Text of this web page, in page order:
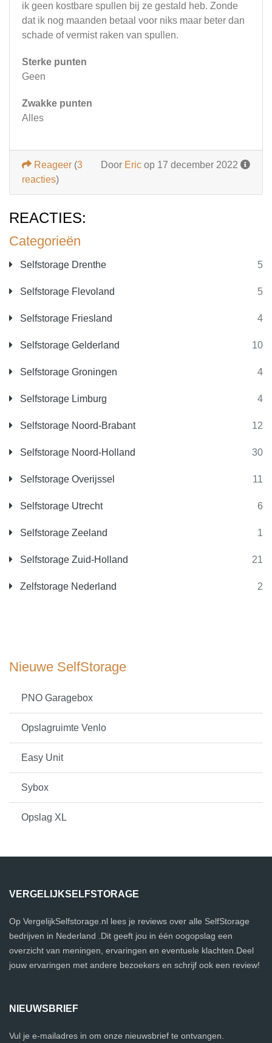
Categorieën
Selfstorage Drenthe 5
Selfstorage Flevoland 5
Selfstorage Friesland 4
Selfstorage Gelderland 10
Selfstorage Groningen 4
Selfstorage Limburg 4
Selfstorage Noord-Brabant 12
Selfstorage Noord-Holland 30
Selfstorage Overijssel 11
Selfstorage Utrecht 6
Selfstorage Zeeland 1
Selfstorage Zuid-Holland 21
Zelfstorage Nederland 2
Nieuwe SelfStorage
PNO Garagebox
Opslagruimte Venlo
Easy Unit
Sybox
Opslag XL
ik geen kostbare spullen bij ze gestald heb. Zonde
dat ik nog maanden betaal voor niks maar beter dan
schade of vermist raken van spullen.
Sterke punten
Geen
Zwakke punten
Alles
Door Eric op 17 december 2022
Reageer (3
reacties)
REACTIES:
VERGELIJKSELFSTORAGE
Op VergelijkSelfstorage.nl lees je reviews over alle SelfStorage
bedrijven in Nederland .Dit geeft jou in één oogopslag een
overzicht van meningen, ervaringen en eventuele klachten.Deel
jouw ervaringen met andere bezoekers en schrijf ook een review!
NIEUWSBRIEF
Vul je e-mailadres in om onze nieuwsbrief te ontvangen.